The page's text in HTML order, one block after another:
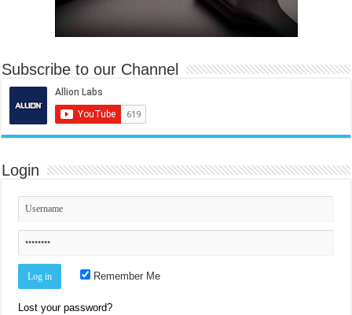
Subscribe to our Channel
Login
Remember Me
Lost your password?